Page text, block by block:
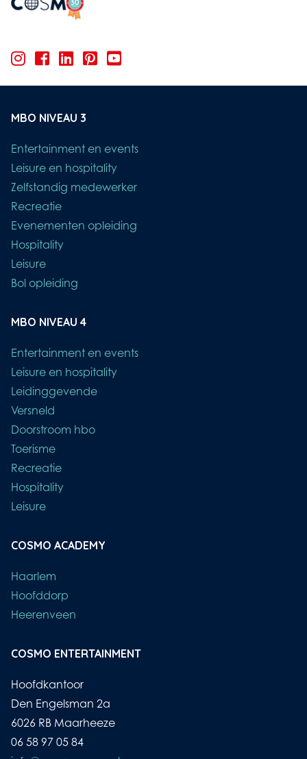
MBO NIVEAU 3
Entertainment en events
Leisure en hospitality
Zelfstandig medewerker
Recreatie
Evenementen opleiding
Hospitality
Leisure
Bol opleiding
MBO NIVEAU 4
Entertainment en events
Leisure en hospitality
Leidinggevende
Versneld
Doorstroom hbo
Toerisme
Recreatie
Hospitality
Leisure
COSMO ACADEMY
Haarlem
Hoofddorp
Heerenveen
COSMO ENTERTAINMENT
Hoofdkantoor
Den Engelsman 2a
6026 RB Maarheeze
06 58 97 05 84